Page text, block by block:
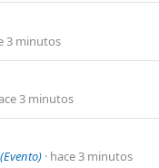
3 minutos
3 minutos
hace 3 minutos